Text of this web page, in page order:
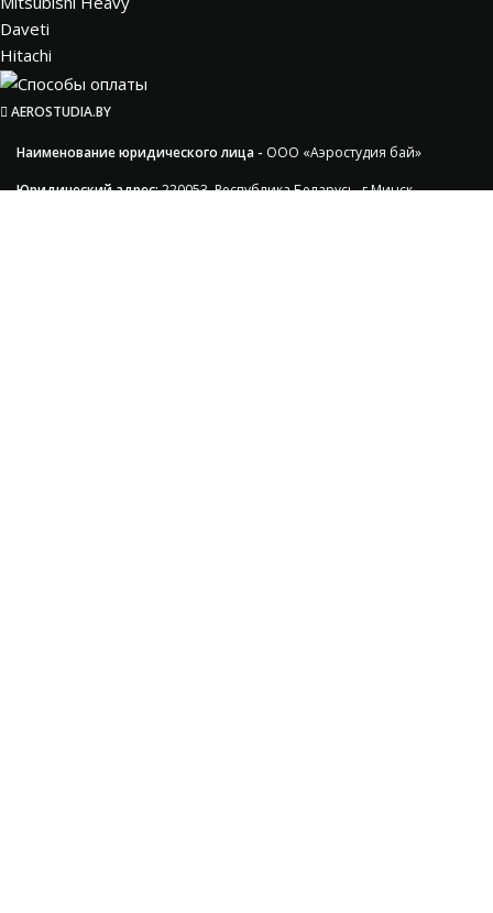
Daveti
Hitachi
AEROSTUDIA.BY
Наименование юридического лица - ООО «Аэростудия бай»
Юридический адрес:220053, Республика Беларусь, г.Минск,